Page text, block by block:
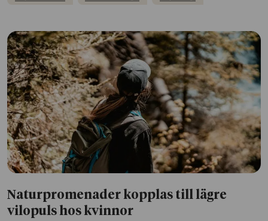
Naturpromenader kopplas till lägre
vilopuls hos kvinnor